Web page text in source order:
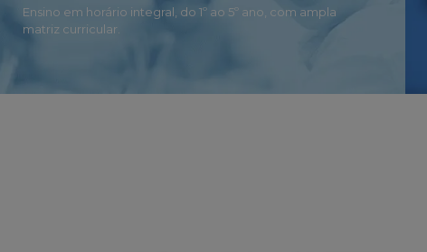
Ensino em horário integral, do 1º ao 5º ano, com ampla
matriz curricular.